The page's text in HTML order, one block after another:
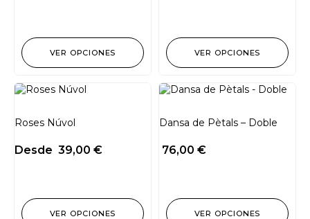
VER OPCIONES VER OPCIONES
Roses Núvol
Desde 39,00 €
VER OPCIONES
Dansa de Pètals – Doble
76,00 €
VER OPCIONES